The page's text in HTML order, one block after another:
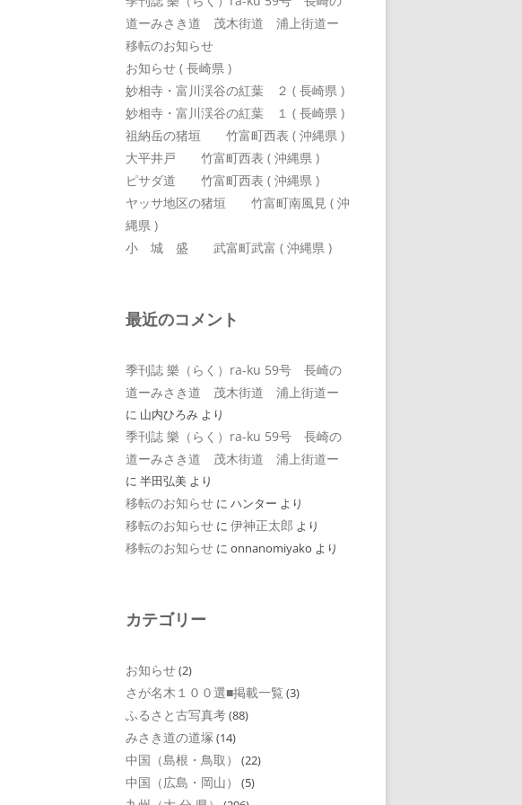
道ーみさき道 茂木街道 浦上街道ー
移転のお知らせ
お知らせ ( 長崎県 )
妙相寺・富川渓谷の紅葉 ２ ( 長崎県 )
妙相寺・富川渓谷の紅葉 １ ( 長崎県 )
祖納岳の猪垣 竹富町西表 ( 沖縄県 )
大平井戸 竹富町西表 ( 沖縄県 )
ピサダ道 竹富町西表 ( 沖縄県 )
ヤッサ地区の猪垣 竹富町南風見 ( 沖
縄県 )
小 城 盛 武富町武富 ( 沖縄県 )
最近のコメント
季刊誌 樂（らく）ra-ku 59号 長崎の
道ーみさき道 茂木街道 浦上街道ー
に 山内ひろみ より
季刊誌 樂（らく）ra-ku 59号 長崎の
道ーみさき道 茂木街道 浦上街道ー
に 半田弘美 より
移転のお知らせ に ハンター より
移転のお知らせ に 伊神正太郎 より
移転のお知らせ に onnanomiyako より
カテゴリー
お知らせ(2)
さが名木１００選■掲載一覧 (3)
ふるさと古写真考(88)
みさき道の道塚 (14)
中国（島根・鳥取） (22)
中国（広島・岡山） (5)